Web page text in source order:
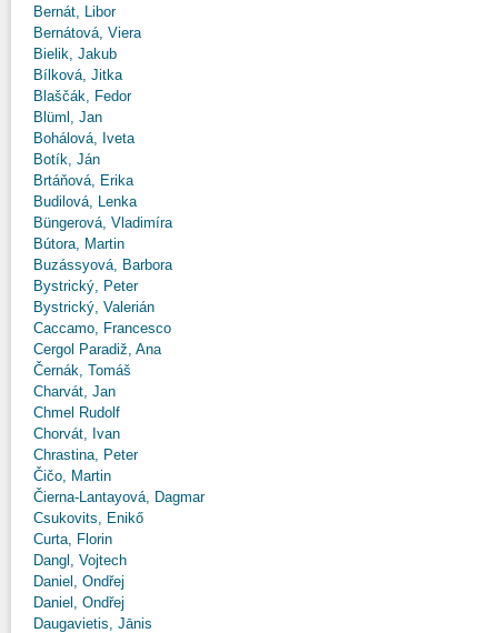
Bernát, Libor
Bernátová, Viera
Bielik, Jakub
Bílková, Jitka
Blaščák, Fedor
Blüml, Jan
Bohálová, Iveta
Botík, Ján
Brtáňová, Erika
Budilová, Lenka
Büngerová, Vladimíra
Bútora, Martin
Buzássyová, Barbora
Bystrický, Peter
Bystrický, Valerián
Caccamo, Francesco
Cergol Paradiž, Ana
Černák, Tomáš
Charvát, Jan
Chmel Rudolf
Chorvát, Ivan
Chrastina, Peter
Čičo, Martin
Čierna-Lantayová, Dagmar
Csukovits, Enikő
Curta, Florin
Dangl, Vojtech
Daniel, Ondřej
Daniel, Ondřej
Daugavietis, Jānis